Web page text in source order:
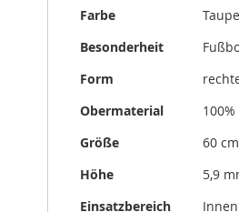
Mehr
Farbe
Taupe
Besonderheit
Form
Obermaterial
Größe
60
Höhe
5,9
Einsatzbereich